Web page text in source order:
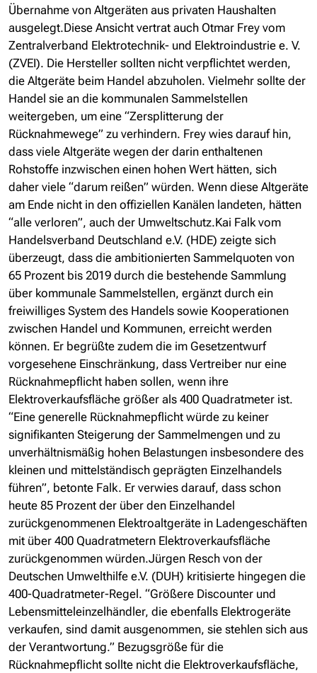
Übernahme von Altgeräten aus privaten Haushalten
ausgelegt.Diese Ansicht vertrat auch Otmar Frey vom
Zentralverband Elektrotechnik- und Elektroindustrie e. V.
(ZVEI). Die Hersteller sollten nicht verpflichtet werden,
die Altgeräte beim Handel abzuholen. Vielmehr sollte der
Handel sie an die kommunalen Sammelstellen
weitergeben, um eine “Zersplitterung der
Rücknahmewege” zu verhindern. Frey wies darauf hin,
dass viele Altgeräte wegen der darin enthaltenen
Rohstoffe inzwischen einen hohen Wert hätten, sich
daher viele “darum reißen” würden. Wenn diese Altgeräte
am Ende nicht in den offiziellen Kanälen landeten, hätten
“alle verloren”, auch der Umweltschutz.Kai Falk vom
Handelsverband Deutschland e.V. (HDE) zeigte sich
überzeugt, dass die ambitionierten Sammelquoten von
65 Prozent bis 2019 durch die bestehende Sammlung
über kommunale Sammelstellen, ergänzt durch ein
freiwilliges System des Handels sowie Kooperationen
zwischen Handel und Kommunen, erreicht werden
können. Er begrüßte zudem die im Gesetzentwurf
vorgesehene Einschränkung, dass Vertreiber nur eine
Rücknahmepflicht haben sollen, wenn ihre
Elektroverkaufsfläche größer als 400 Quadratmeter ist.
“Eine generelle Rücknahmepflicht würde zu keiner
signifikanten Steigerung der Sammelmengen und zu
unverhältnismäßig hohen Belastungen insbesondere des
kleinen und mittelständisch geprägten Einzelhandels
führen”, betonte Falk. Er verwies darauf, dass schon
heute 85 Prozent der über den Einzelhandel
zurückgenommenen Elektroaltgeräte in Ladengeschäften
mit über 400 Quadratmetern Elektroverkaufsfläche
zurückgenommen würden.Jürgen Resch von der
Deutschen Umwelthilfe e.V. (DUH) kritisierte hingegen die
400-Quadratmeter-Regel. “Größere Discounter und
Lebensmitteleinzelhändler, die ebenfalls Elektrogeräte
verkaufen, sind damit ausgenommen, sie stehlen sich aus
der Verantwortung.” Bezugsgröße für die
Rücknahmepflicht sollte nicht die Elektroverkaufsfläche,